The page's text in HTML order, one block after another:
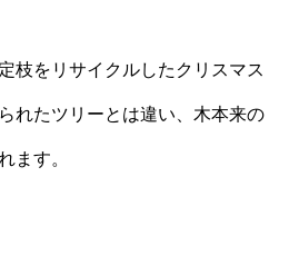
枝をリサイクルしたクリスマス
れたツリーとは違い、木本来の
ます。